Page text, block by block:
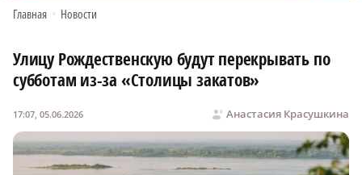
Главная • Новости
Улицу Рождественскую будут перекрывать по
субботам из-за «Столицы закатов»
Анастасия Красушкина
17:07, 05.06.2026